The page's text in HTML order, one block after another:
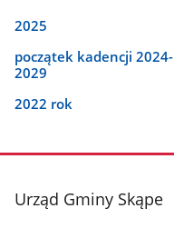
2025
początek kadencji 2024-
2029
2022 rok
stopka
Urząd Gminy Skąpe